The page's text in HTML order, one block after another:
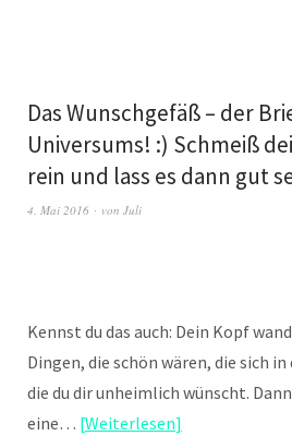
Das Wunschgefäß – der
Universums! :) Schmeiß
rein und lass es dann gut
4. Mai 2016 von Juli
Kennst du das auch: Dein Kopf
Dingen, die schön wären, die sich
die du dir unheimlich wünscht.
eine… Weiterlesen